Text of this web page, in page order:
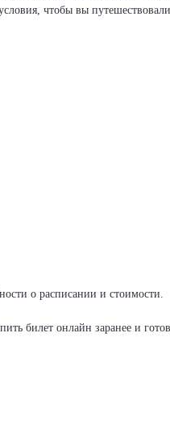
чтобы вы
о расписании и стоимости.
билет онлайн заранее и